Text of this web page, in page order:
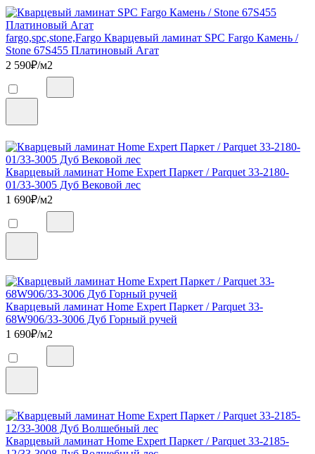
fargo,spc,stone,Fargo Кварцевый ламинат SPC Fargo Камень /
Stone 67S455 Платиновый Агат
2 590₽/м2
Кварцевый ламинат Home Expert Паркет / Parquet 33-2180-
01/33-3005 Дуб Вековой лес
1 690₽/м2
Кварцевый ламинат Home Expert Паркет / Parquet 33-
68W906/33-3006 Дуб Горный ручей
1 690₽/м2
Кварцевый ламинат Home Expert Паркет / Parquet 33-2185-